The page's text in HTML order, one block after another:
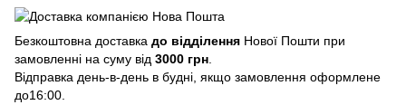
Безкоштовна доставка до відділення Нової Пошти при
замовленні на суму від 3000 грн.
Відправка день-в-день в будні, якщо замовлення оформлене
до16:00.